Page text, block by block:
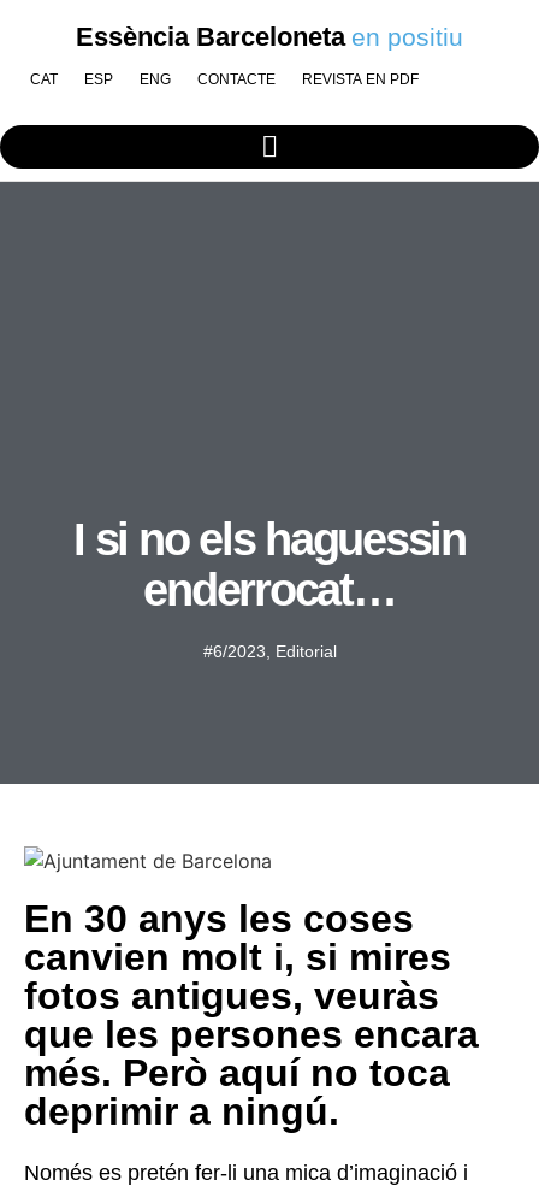
Essència Barceloneta en positiu
CAT ESP ENG CONTACTE REVISTA EN PDF
I si no els haguessin
enderrocat…
#6/2023 Editorial
En 30 anys les coses
canvien molt i, si mires
fotos antigues, veuràs
que les persones encara
més. Però aquí no toca
deprimir a ningú.
Només es pretén fer-li una mica d’imaginació i